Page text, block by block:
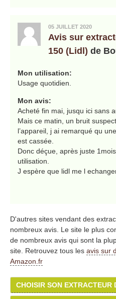
05 JUILLET 2020
Avis sur
150 (Lidl) de
Mon utilisation:
Usage quotidien.
Mon avis:
Acheté fin mai, jusqu ici sans
Mais ce matin, un bruit
l’appareil, j ai remarqué qu
est cassée.
Donc déçue, après juste
utilisation.
J espère que lidl me l
D'autres sites vendant des
nombreux avis. Le site le plus
de nombreux avis qui sont la
site. Retrouvez tous les avis sur
Amazon.fr
CHOISIR SON EXTRACTEUR